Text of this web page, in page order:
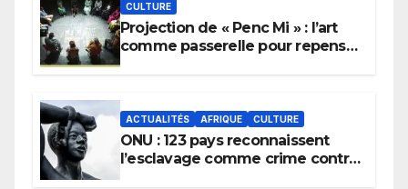
CULTURE
Projection de « Penc Mi » : l’art
comme passerelle pour repenser
ACTUALITÉS AFRIQUE CULTURE
ONU : 123 pays reconnaissent
l’esclavage comme crime contre